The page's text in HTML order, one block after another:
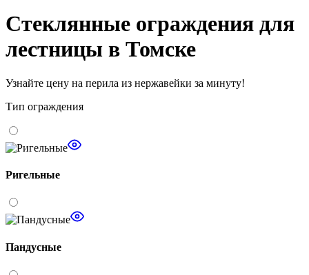
Стеклянные ограждения для
лестницы в Томске
Узнайте цену на перила из нержавейки за минуту!
Тип ограждения
Ригельные
Пандусные